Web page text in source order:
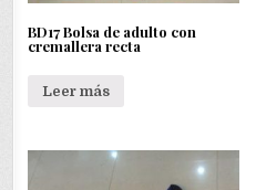
BD17 Bolsa de adulto con
cremallera recta
Leer más